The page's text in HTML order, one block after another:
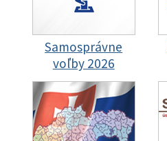
Samosprávne
voľby 2026